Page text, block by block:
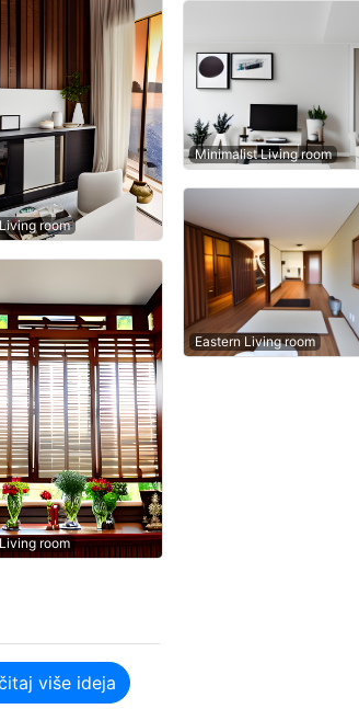
room
room
Minimalist Living room
Eastern Living room
više ideja